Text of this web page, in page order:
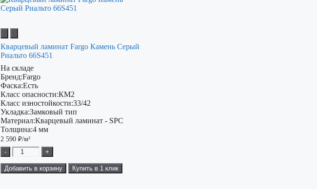
Кварцевый ламинат Fargo Камень Серый
Риальто 66S451
На складе
Бренд:Fargo
Фаска:Есть
Класс опасности:КМ2
Класс изностойкости:33/42
Укладка:Замковый тип
Материал:Кварцевый ламинат - SPC
Толщина:4 мм
2 590 ₽/м²
-
+
Добавить в корзину Купить в 1 клик